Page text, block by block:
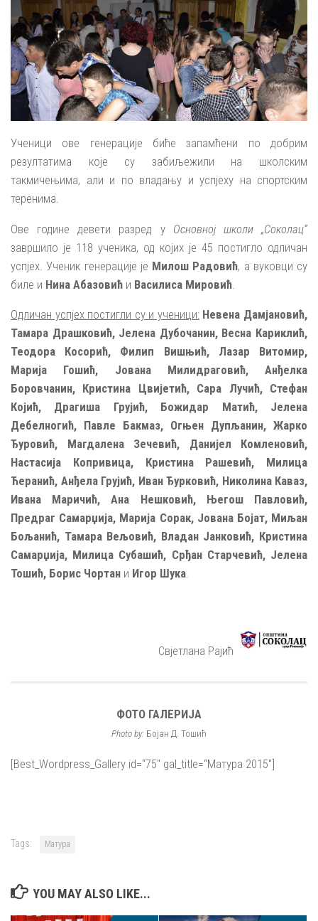
Ученици ове генерације биће запамћени по добрим
резултатима које су забиљежили на школским
такмичењима, али и по владању и успјеху на спортским
теренима.
Ове године девети разред у Основној школи „Соколац“
завршило је 118 ученика, од којих је 45 постиглo одличан
успјех. Ученик генерације је Милош Радовић, а вуковци су
биле и Нина Абазовић и Василиса Мировић
Одличан успјех постигли су и ученици: Невена Дамјановић,
Тамара Драшковић, Јелена Дубочанин, Весна Кариклић,
Теодора Косорић, Филип Вишњић, Лазар Витомир,
Марија Гошић, Јована Милидраговић, Анђелка
Боровчанин, Кристина Цвијетић, Сара Лучић, Стефан
Којић, Драгиша Грујић, Божидар Матић, Јелена
Дебелногић, Павле Бакмаз, Огњен Дупљанин, Жарко
Ђуровић, Магдалена Зечевић, Данијел Комленовић,
Настасија Копривица, Кристина Рашевић, Милица
Ћеранић, Анђела Грујић, Иван Ђурковић, Николина Каваз,
Ивана Маричић, Ана Нешковић, Његош Павловић,
Предраг Самарџија, Марија Сорак, Јована Бојат, Миљан
Бољанић, Тамара Вељовић, Владан Јанковић, Кристина
Самарџија, Милица Субашић, Срђан Старчевић, Јелена
Тошић, Борис Чортан и Игор Шука.
Свјетлана Рајић
ФОТО ГАЛЕРИЈА
Photo by: Бојан Д. Тошић
[Best_Wordpress_Gallery id=“75″ gal_title=“Матура 2015″]
Tags: Матура
YOU MAY ALSO LIKE...